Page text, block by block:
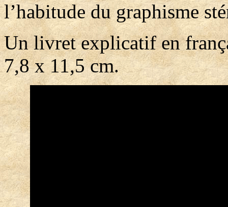
l’habitude du graphisme
Un livret explicatif en
7,8 x 11,5 cm.